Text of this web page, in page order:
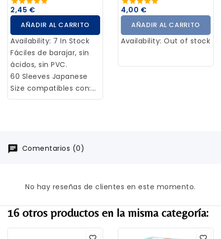
2,45 €
AÑADIR AL CARRITO
Availability: 7 In Stock
Fáciles de barajar, sin
ácidos, sin PVC.
60 Sleeves Japanese
Size compatibles con:
Yu-Gi-Oh! ™ Naruto™, …
4,00 €
AÑADIR AL CARRITO
Availability: Out of stock
Comentarios (0)
No hay reseñas de clientes en este momento.
16 otros productos en la misma categoría: